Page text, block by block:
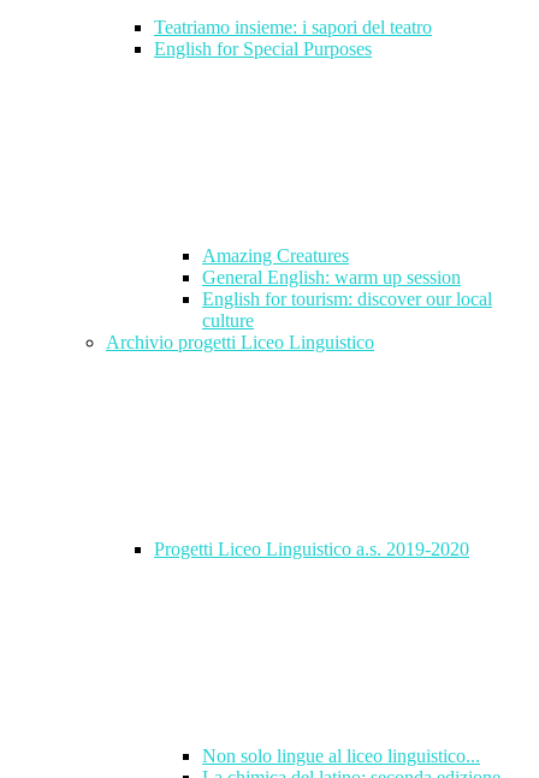
Teatriamo insieme: i sapori del teatro
English for Special Purposes
Amazing Creatures
General English: warm up session
English for tourism: discover our local
culture
Archivio progetti Liceo Linguistico
Progetti Liceo Linguistico a.s. 2019-2020
Non solo lingue al liceo linguistico...